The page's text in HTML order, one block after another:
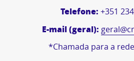
Telefone: +351
E-mail (geral):
*Chamada para a